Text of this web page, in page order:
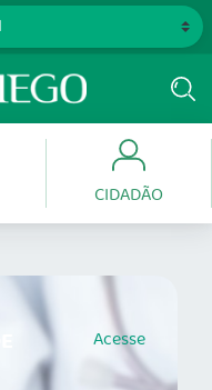
CIDADÃO
Acesse